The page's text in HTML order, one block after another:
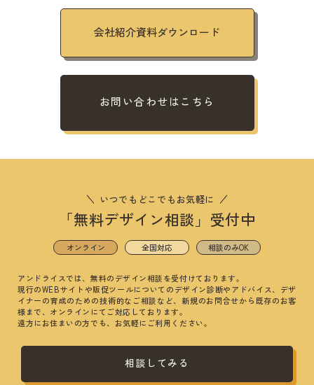
会社紹介資料ダウンロード
お問い合わせはこちら
いつでもどこでもお気軽に
「無料デザイン相談」受付中
オンライン 全国対応 相談のみOK
アンドライスでは、無料のデザイン相談を受付けております。
現行のWEBサイトや販促ツールについてのデザイン診断やアドバイス、 デザ
イナーの育成のための技術的なご相談など、 新規のお問合せから既存のお客
様まで、オンラインにてご対応しております。
遠方にお住まいの方でも、お気軽にご利用ください。
相談してみる